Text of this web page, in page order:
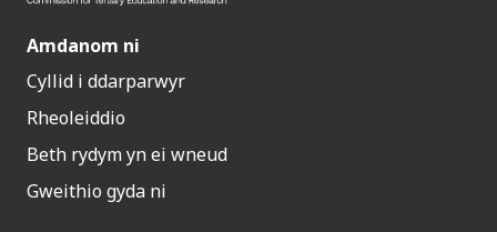
Amdanom ni
Cyllid i ddarparwyr
Rheoleiddio
Beth rydym yn ei wneud
Gweithio gyda ni